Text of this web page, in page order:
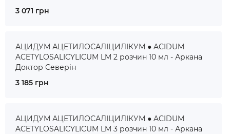
3 071 грн
АЦИДУМ АЦЕТИЛОСАЛІЦИЛІКУМ ● ACIDUM
ACETYLOSALICYLICUM LM 2 розчин 10 мл - Аркана
Доктор Северін
3 185 грн
АЦИДУМ АЦЕТИЛОСАЛІЦИЛІКУМ ● ACIDUM
ACETYLOSALICYLICUM LM 3 розчин 10 мл - Аркана